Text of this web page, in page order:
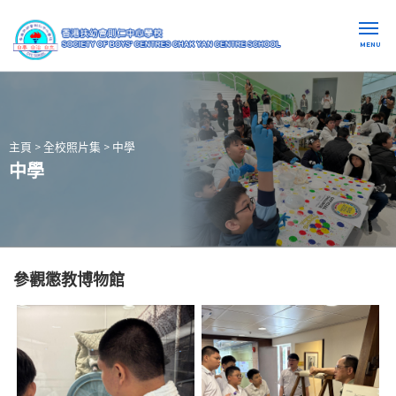
MENU
主頁 > 全校照片集 > 中學
中學
參觀懲教博物館